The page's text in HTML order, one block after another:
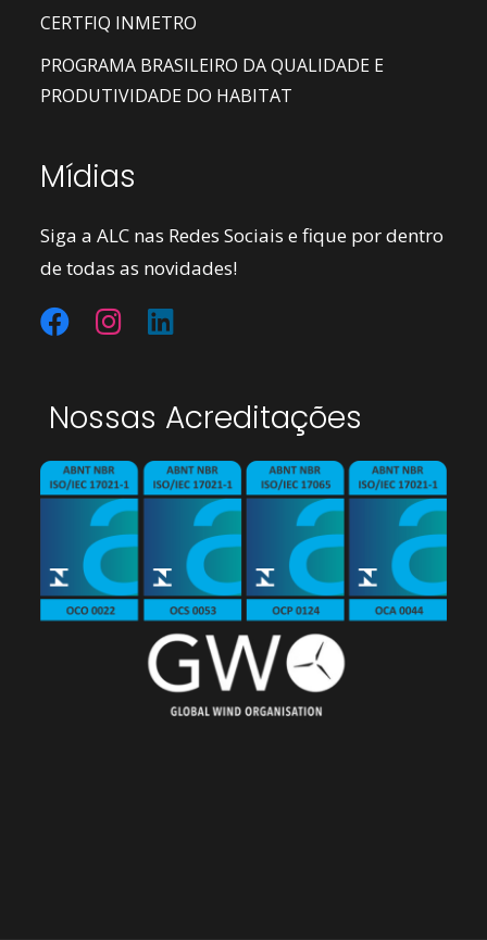
CERTFIQ INMETRO
PROGRAMA BRASILEIRO DA QUALIDADE E
PRODUTIVIDADE DO HABITAT
Mídias
Siga a ALC nas Redes Sociais e fique por dentro
de todas as novidades!
Nossas Acreditações